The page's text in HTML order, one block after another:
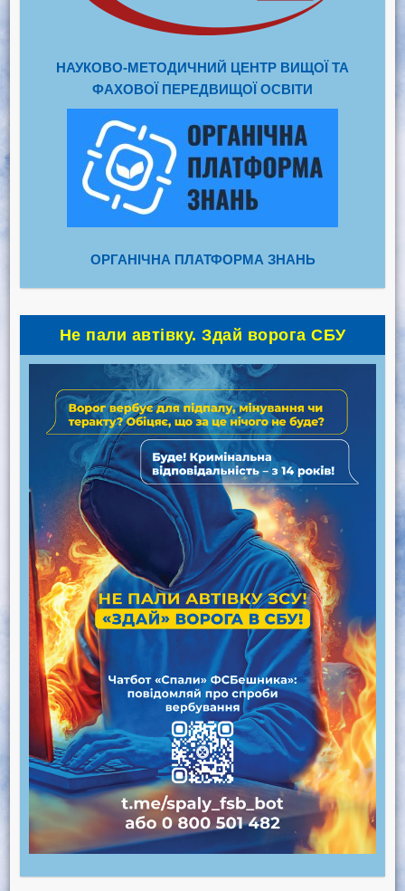
НАУКОВО-МЕТОДИЧНИЙ ЦЕНТР ВИЩОЇ ТА
ФАХОВОЇ ПЕРЕДВИЩОЇ ОСВІТИ
ОРГАНІЧНА ПЛАТФОРМА ЗНАНЬ
Не пали автівку. Здай ворога СБУ